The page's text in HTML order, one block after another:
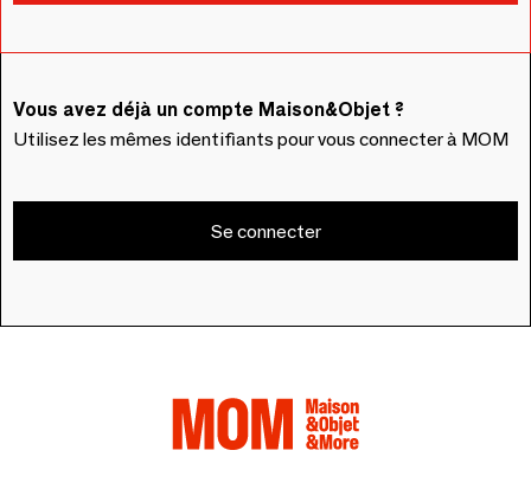
Vous avez déjà un compte Maison&Objet ?
Utilisez les mêmes identifiants pour vous connecter à MOM
Se connecter